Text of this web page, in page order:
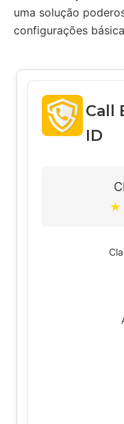
uma solução
configurações
Call
ID
★